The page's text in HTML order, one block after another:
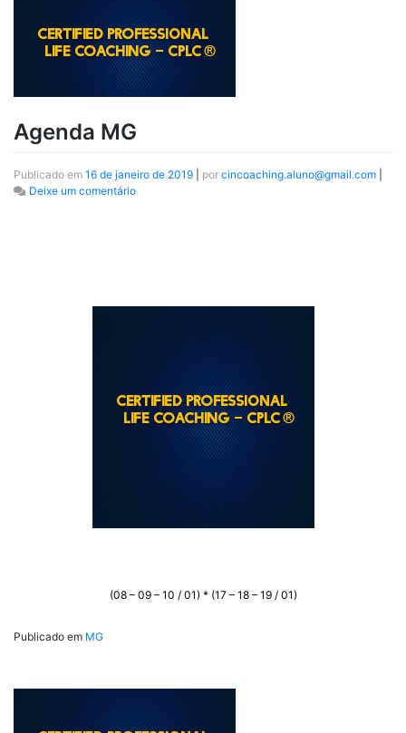
Agenda MG
Publicado em 16 de janeiro de 2019 por cincoaching.aluno@gmail.com
Deixe um comentário
(08 – 09 – 10 / 01) * (17 – 18 – 19 / 01)
Publicado em MG